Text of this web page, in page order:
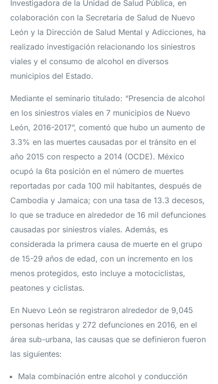
Investigadora de la Unidad de Salud Pública, en
colaboración con la Secretaria de Salud de Nuevo
León y la Dirección de Salud Mental y Adicciones, ha
realizado investigación relacionando los siniestros
viales y el consumo de alcohol en diversos
municipios del Estado.
Mediante el seminario titulado: “Presencia de alcohol
en los siniestros viales en 7 municipios de Nuevo
León, 2016-2017”, comentó que hubo un aumento de
3.3% en las muertes causadas por el tránsito en el
año 2015 con respecto a 2014 (OCDE). México
ocupó la 6ta posición en el número de muertes
reportadas por cada 100 mil habitantes, después de
Cambodia y Jamaica; con una tasa de 13.3 decesos,
lo que se traduce en alrededor de 16 mil defunciones
causadas por siniestros viales. Además, es
considerada la primera causa de muerte en el grupo
de 15-29 años de edad, con un incremento en los
menos protegidos, esto incluye a motociclistas,
peatones y ciclistas.
En Nuevo León se registraron alrededor de 9,045
personas heridas y 272 defunciones en 2016, en el
área sub-urbana, las causas que se definieron fueron
las siguientes:
Mala combinación entre alcohol y conducción